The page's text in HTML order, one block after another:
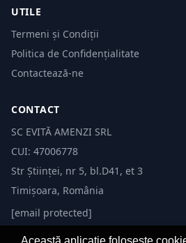
UTILE
Termeni și Condiții
Politica de Confidențialitate
Contactează-ne
CONTACT
SC EVITĂ AMENZI SRL
CUI: 47006778
Str Științei, nr 5, bl.D41, et 3
Timișoara, România
[email protected]
Această aplicație folosește